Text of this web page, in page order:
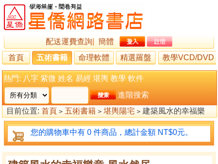
配送運費查詢
簡體
首頁
五術書籍 命理軟體 精選羅盤 教學VCD/DVD
熱門: 八字 紫微 姓名 易經 堪輿 教學 軟件
進階搜索
目前位置: 首頁 > 五術書籍 > 堪輿陽宅 > 建築風水的幸福樂
章-風水然居
您的購物車中有 0 件商品，總計金額 NT$0元。